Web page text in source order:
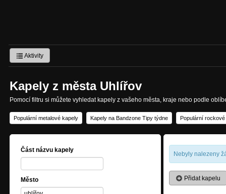
Aktivity
Kapely z města Uhlířov
Pomocí filtru si můžete vyhledat kapely z vašeho města, kraje nebo podle
Populární metalové kapely Kapely na Bandzone Tipy týdne Populární
Část názvu kapely
Město
Nebyly nalezeny
Přidat kapelu